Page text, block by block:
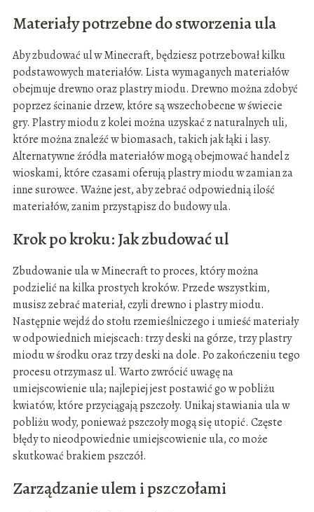
Materiały potrzebne do stworzenia ula
Aby zbudować ul w Minecraft, będziesz potrzebował kilku
podstawowych materiałów. Lista wymaganych materiałów
obejmuje drewno oraz plastry miodu. Drewno można zdobyć
poprzez ścinanie drzew, które są wszechobecne w świecie
gry. Plastry miodu z kolei można uzyskać z naturalnych uli,
które można znaleźć w biomasach, takich jak łąki i lasy.
Alternatywne źródła materiałów mogą obejmować handel z
wioskami, które czasami oferują plastry miodu w zamian za
inne surowce. Ważne jest, aby zebrać odpowiednią ilość
materiałów, zanim przystąpisz do budowy ula.
Krok po kroku: Jak zbudować ul
Zbudowanie ula w Minecraft to proces, który można
podzielić na kilka prostych kroków. Przede wszystkim,
musisz zebrać materiał, czyli drewno i plastry miodu.
Następnie wejdź do stołu rzemieślniczego i umieść materiały
w odpowiednich miejscach: trzy deski na górze, trzy plastry
miodu w środku oraz trzy deski na dole. Po zakończeniu tego
procesu otrzymasz ul. Warto zwrócić uwagę na
umiejscowienie ula; najlepiej jest postawić go w pobliżu
kwiatów, które przyciągają pszczoły. Unikaj stawiania ula w
pobliżu wody, ponieważ pszczoły mogą się utopić. Częste
błędy to nieodpowiednie umiejscowienie ula, co może
skutkować brakiem pszczół.
Zarządzanie ulem i pszczołami